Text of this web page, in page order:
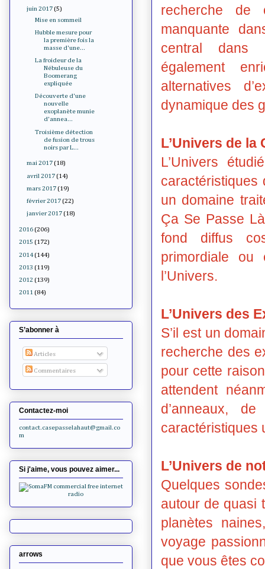
recherche de
manquante
central dans
également
alternatives
dynamique des
L’Univers de la
L’Univers
caractéristiques
un domaine
Ça Se Passe
fond diffus
primordiale ou
l’Univers.
L’Univers des
S’il est un
recherche des
pour cette
attendent
d’anneaux,
L’Univers de
Quelques
autour de quasi
planètes
voyage
que vous êtes
juin 2017 (5)
Mise en sommeil
Hubble mesure pour
la première fois la
masse d'une...
La froideur de la
Nébuleuse du
Boomerang
expliquée
Découverte d'une
nouvelle
exoplanète munie
d'annea...
Troisième détection
de fusion de trous
noirs par L...
mai 2017 (18)
avril 2017 (14)
mars 2017 (19)
février 2017 (22)
janvier 2017 (18)
2016 (206)
2015 (172)
2014 (144)
2013 (119)
2012 (139)
2011 (84)
S’abonner à
Articles
Commentaires
Contactez-moi
contact.casepasselahaut@gmail.co
m
Si j'aime, vous pouvez aimer...
arrows